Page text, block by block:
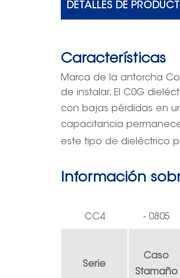
DETALLES DE
Características
Marca de la antorcha
de instalar. El C0G
con bajas pérdidas en
capacitancia
este tipo de dieléctrico
Información
CC4 - 0805
Serie
Caso
Stamaño